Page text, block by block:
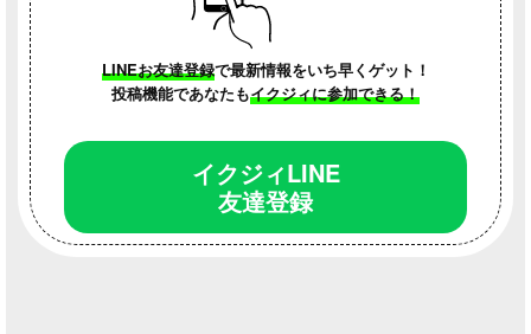
LINEお友達登録で最新情報をいち早くゲット！
投稿機能であなたもイクジィに参加できる！
イクジィLINE
友達登録